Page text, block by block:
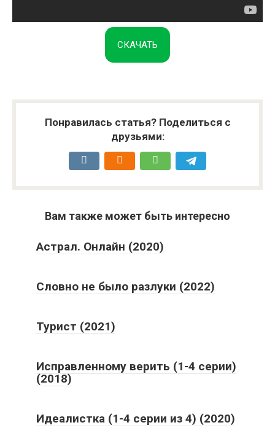
СКАЧАТЬ
Понравилась статья? Поделиться с
друзьями:
Вам также может быть интересно
Астрал. Онлайн (2020)
Словно не было разлуки (2022)
Турист (2021)
Исправленному верить (1-4 серии)
(2018)
Идеалистка (1-4 серии из 4) (2020)